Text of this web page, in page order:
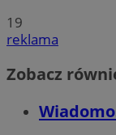
19
reklama
Zobacz